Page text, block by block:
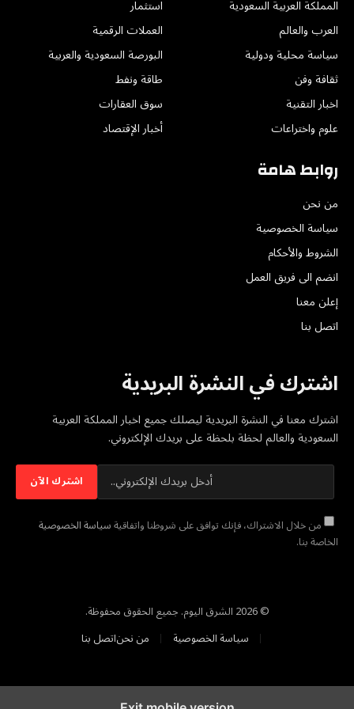
المملكة العربية السعودية
العرب والعالم
سياسة محلية ودولية
ثقافة وفن
اخبار التقنية
علوم واختراعات
استثمار
العملات الرقمية
البورصة السعودية والعربية
طاقة ونفط
سوق العقارات
أخبار الإقتصاد
روابط هامة
من نحن
سياسة الخصوصية
الشروط والأحكام
انضم الى فريق العمل
إعلن معنا
اتصل بنا
اشترك في النشرة البريدية
اشترك معنا في النشرة البريدية ليصلك جميع اخبار المملكة العربية
السعودية والعالم لحظة بلحظة على بريدك الإلكتروني.
من خلال الاشتراك، فإنك توافق على شروطنا واتفاقيةسياسة الخصوصية
الخاصة بنا.
© 2026 الشرق اليوم. جميع الحقوق محفوظة.
سياسة الخصوصية
من نحناتصل بنا